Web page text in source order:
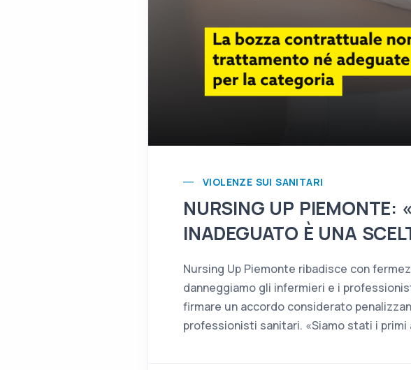
VIOLENZE SUI SANITARI
NURSING UP PIEMONTE:
INADEGUATO È UNA
Nursing Up Piemonte ribadisce con
danneggiamo gli infermieri e i
firmare un accordo considerato
professionisti sanitari. «Siamo stati i primi